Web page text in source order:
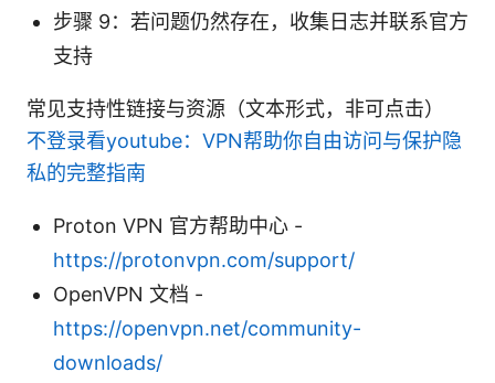
步骤 9：若问题仍然存在，收集日志并联系官方
支持
常见支持性链接与资源（文本形式，非可点击）
不登录看youtube：VPN帮助你自由访问与保护隐
私的完整指南
Proton VPN 官方帮助中心 -
https://protonvpn.com/support/
OpenVPN 文档 -
https://openvpn.net/community-
downloads/